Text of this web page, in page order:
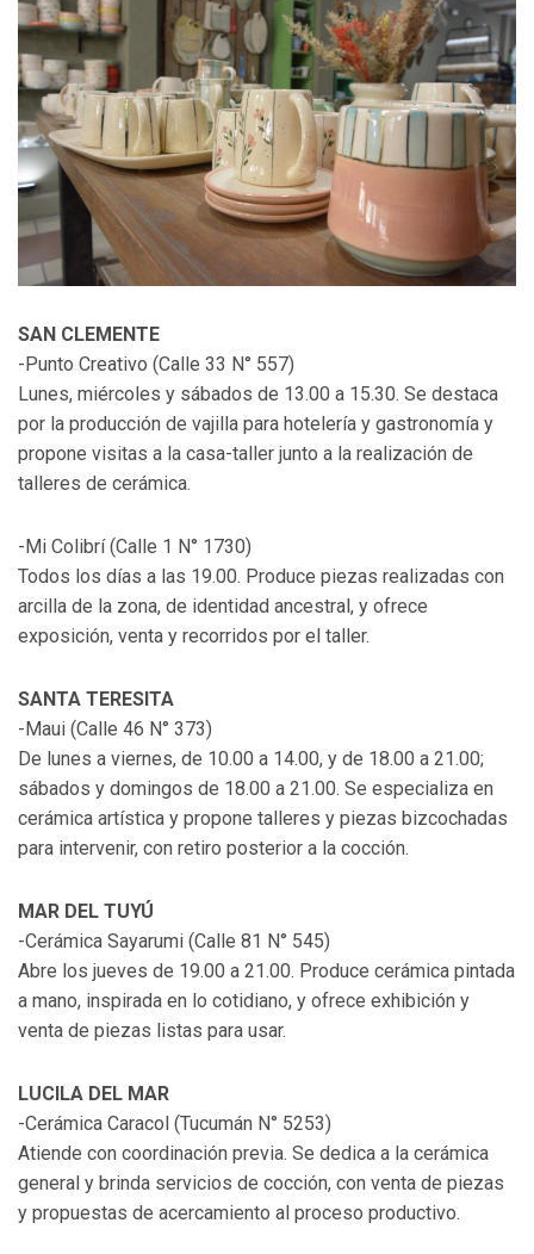
SAN CLEMENTE
-Punto Creativo (Calle 33 N° 557)
Lunes, miércoles y sábados de 13.00 a 15.30. Se destaca
por la producción de vajilla para hotelería y gastronomía y
propone visitas a la casa-taller junto a la realización de
talleres de cerámica.
-Mi Colibrí (Calle 1 N° 1730)
Todos los días a las 19.00. Produce piezas realizadas con
arcilla de la zona, de identidad ancestral, y ofrece
exposición, venta y recorridos por el taller.
SANTA TERESITA
-Maui (Calle 46 N° 373)
De lunes a viernes, de 10.00 a 14.00, y de 18.00 a 21.00;
sábados y domingos de 18.00 a 21.00. Se especializa en
cerámica artística y propone talleres y piezas bizcochadas
para intervenir, con retiro posterior a la cocción.
MAR DEL TUYÚ
-Cerámica Sayarumi (Calle 81 N° 545)
Abre los jueves de 19.00 a 21.00. Produce cerámica pintada
a mano, inspirada en lo cotidiano, y ofrece exhibición y
venta de piezas listas para usar.
LUCILA DEL MAR
-Cerámica Caracol (Tucumán N° 5253)
Atiende con coordinación previa. Se dedica a la cerámica
general y brinda servicios de cocción, con venta de piezas
y propuestas de acercamiento al proceso productivo.